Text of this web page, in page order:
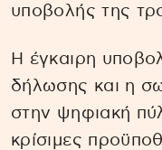
υποβολής της
Η έγκαιρη
δήλωσης και η
στην ψηφιακή
κρίσιμες